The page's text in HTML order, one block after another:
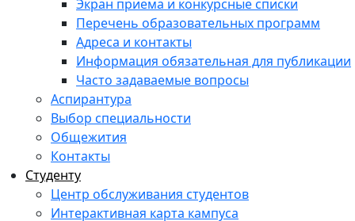
Экран приема и конкурсные списки
Перечень образовательных программ
Адреса и контакты
Информация обязательная для публикации
Часто задаваемые вопросы
Аспирантура
Выбор специальности
Общежития
Контакты
Студенту
Центр обслуживания студентов
Интерактивная карта кампуса